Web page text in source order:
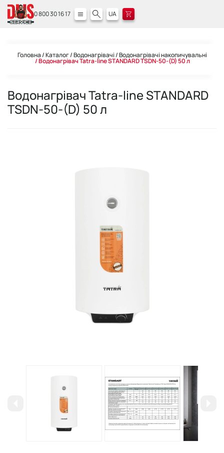
0 800 30 16 17 UA
Головна Каталог Водонагрівачі Водонагрівачі накопичувальні
Водонагрівач Tatra-line STANDARD TSDN-50-(D) 50 л
Водонагрівач Tatra-line STANDARD
TSDN-50-(D) 50 л